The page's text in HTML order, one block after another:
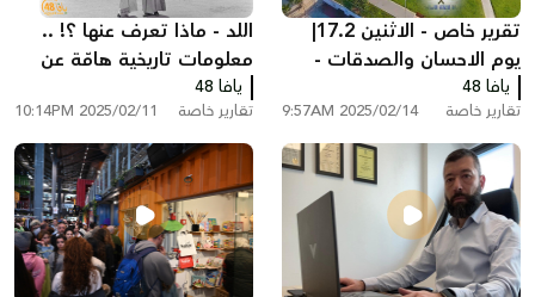
تقرير خاص - الاثنين 17.2|
يوم الاحسان والصدقات -
"جمعية يافا .. خير وعطاء لا
ينضب"
يافا 48
تقارير خاصة 2025/02/14 9:57AM
اللد - ماذا تعرف عنها ؟! ..
معلومات تاريخية هامّة عن
المدينة
يافا 48
تقارير خاصة 2025/02/11 10:14PM